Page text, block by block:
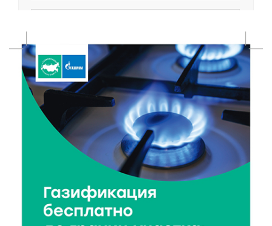
Калязине
8 Авг 2026 13:37 610
Чем удивит X Международный фестиваль «Калитка»
в 2026 году?
8 Авг 2026 12:37 353
Забыл вещи в транспорте? Рассказываем, что ждёт
пассажиров по новым правилам
8 Авг 2026 12:12 1165
Более 40 миллионов на металлургию получил бизнес
Твери